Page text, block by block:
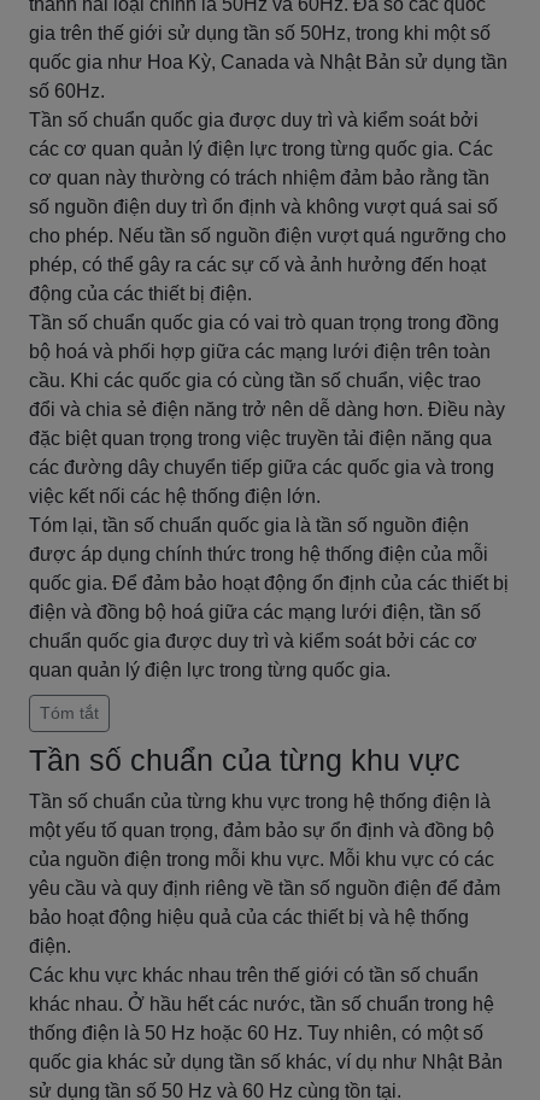
thành hai loại chính là 50Hz và 60Hz. Đa số các quốc
gia trên thế giới sử dụng tần số 50Hz, trong khi một số
quốc gia như Hoa Kỳ, Canada và Nhật Bản sử dụng tần
số 60Hz.
Tần số chuẩn quốc gia được duy trì và kiểm soát bởi
các cơ quan quản lý điện lực trong từng quốc gia. Các
cơ quan này thường có trách nhiệm đảm bảo rằng tần
số nguồn điện duy trì ổn định và không vượt quá sai số
cho phép. Nếu tần số nguồn điện vượt quá ngưỡng cho
phép, có thể gây ra các sự cố và ảnh hưởng đến hoạt
động của các thiết bị điện.
Tần số chuẩn quốc gia có vai trò quan trọng trong đồng
bộ hoá và phối hợp giữa các mạng lưới điện trên toàn
cầu. Khi các quốc gia có cùng tần số chuẩn, việc trao
đổi và chia sẻ điện năng trở nên dễ dàng hơn. Điều này
đặc biệt quan trọng trong việc truyền tải điện năng qua
các đường dây chuyển tiếp giữa các quốc gia và trong
việc kết nối các hệ thống điện lớn.
Tóm lại, tần số chuẩn quốc gia là tần số nguồn điện
được áp dụng chính thức trong hệ thống điện của mỗi
quốc gia. Để đảm bảo hoạt động ổn định của các thiết bị
điện và đồng bộ hoá giữa các mạng lưới điện, tần số
chuẩn quốc gia được duy trì và kiểm soát bởi các cơ
quan quản lý điện lực trong từng quốc gia.
Tóm tắt
Tần số chuẩn của từng khu vực
Tần số chuẩn của từng khu vực trong hệ thống điện là
một yếu tố quan trọng, đảm bảo sự ổn định và đồng bộ
của nguồn điện trong mỗi khu vực. Mỗi khu vực có các
yêu cầu và quy định riêng về tần số nguồn điện để đảm
bảo hoạt động hiệu quả của các thiết bị và hệ thống
điện.
Các khu vực khác nhau trên thế giới có tần số chuẩn
khác nhau. Ở hầu hết các nước, tần số chuẩn trong hệ
thống điện là 50 Hz hoặc 60 Hz. Tuy nhiên, có một số
quốc gia khác sử dụng tần số khác, ví dụ như Nhật Bản
sử dụng tần số 50 Hz và 60 Hz cùng tồn tại.